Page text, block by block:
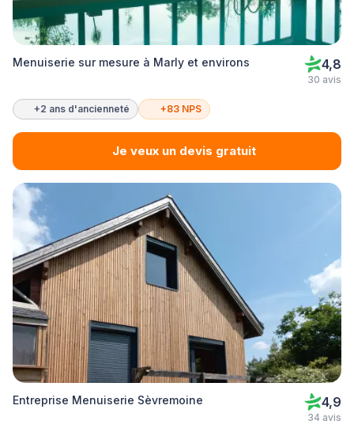
Menuiserie sur mesure à Marly et environs 4,8
30 avis
+2 ans d'ancienneté +83 NPS
Je veux un devis gratuit
Entreprise Menuiserie Sèvremoine 4,9
34 avis